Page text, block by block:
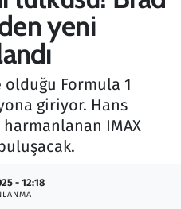
yeni
Formula 1
giriyor. Hans
IMAX
- 12:18